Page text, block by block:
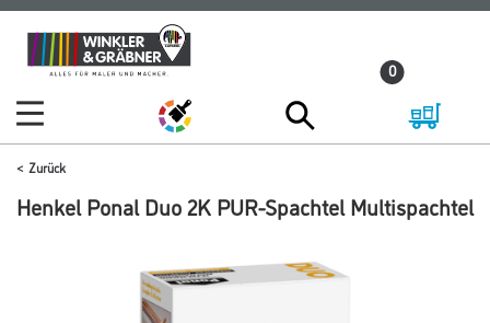
Zum
Inhalt
Zum
Navigationsmenü
0
Zurück
Henkel Ponal Duo 2K PUR-Spachtel Multispachtel